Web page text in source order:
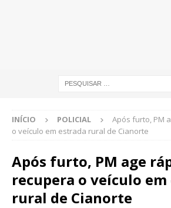
INÍCIO POLICIAL
Após furto, PM
o veículo em estrada rural de Cianorte
Após furto, PM age
recupera o veículo
rural de Cianorte